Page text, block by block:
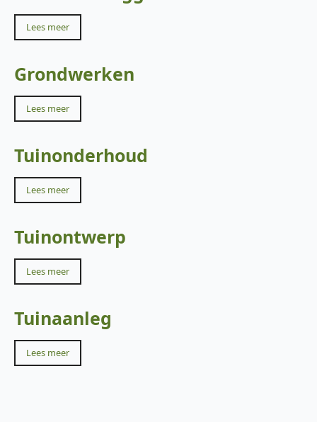
Lees meer
Grondwerken
Lees meer
Tuinonderhoud
Lees meer
Tuinontwerp
Lees meer
Tuinaanleg
Lees meer